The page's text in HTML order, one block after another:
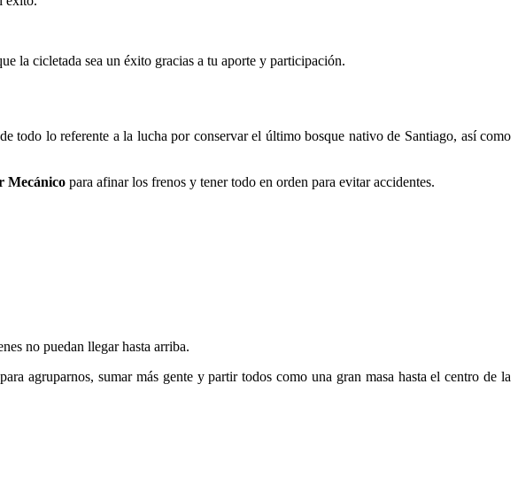
la cicletada sea un éxito gracias a tu aporte y participación.
todo lo referente a la lucha por conservar el último bosque nativo de Santiago, así como
Mecánico para afinar los frenos y tener todo en orden para evitar accidentes.
no puedan llegar hasta arriba.
agruparnos, sumar más gente y partir todos como una gran masa hasta el centro de la